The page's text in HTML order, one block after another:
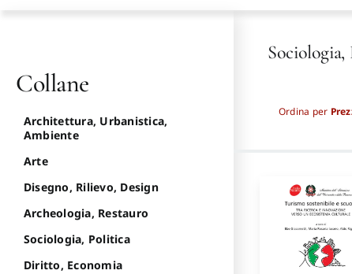
Sociologia,
Ordina per
Collane
Architettura, Urbanistica,
Ambiente
Arte
Disegno, Rilievo, Design
Archeologia, Restauro
Sociologia, Politica
Diritto, Economia